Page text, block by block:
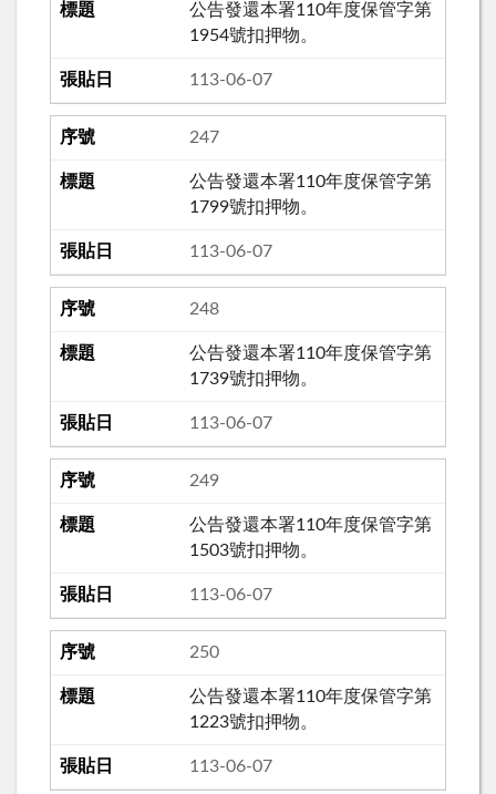
公告發還本署110年度保管字第
1954號扣押物。
113-06-07
247
公告發還本署110年度保管字第
1799號扣押物。
113-06-07
248
公告發還本署110年度保管字第
1739號扣押物。
113-06-07
249
公告發還本署110年度保管字第
1503號扣押物。
113-06-07
250
公告發還本署110年度保管字第
1223號扣押物。
113-06-07